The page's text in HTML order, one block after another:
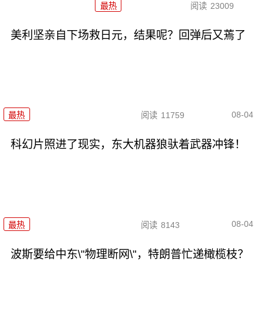
最热 阅读 23009
美利坚亲自下场救日元，结果呢？回弹后又蔫了
最热 阅读 11759 08-04
科幻片照进了现实，东大机器狼驮着武器冲锋！
最热 阅读 8143 08-04
波斯要给中东\"物理断网\"，特朗普忙递橄榄枝？